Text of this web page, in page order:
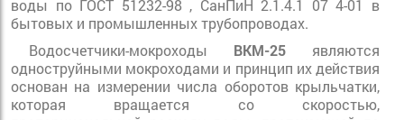
воды по ГОСТ 51232-98 , СанПиН 2.1.4.1 07 4-01 в
бытовых и промышленных трубопроводах.
Водосчетчики-мокроходы ВКМ-25 являются
одноструйными мокроходами и принцип их действия
основан на измерении числа оборотов крыльчатки,
которая вращается со скоростью,